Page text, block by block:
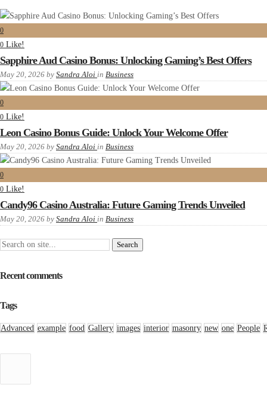
0
0 Like!
Sapphire Aud Casino Bonus: Unlocking Gaming’s Best Offers
May 20, 2026 by Sandra Aloi in Business
0
0 Like!
Leon Casino Bonus Guide: Unlock Your Welcome Offer
May 20, 2026 by Sandra Aloi in Business
0
0 Like!
Candy96 Casino Australia: Future Gaming Trends Unveiled
May 20, 2026 by Sandra Aloi in Business
Recent comments
Tags
Advanced example food Gallery images interior masonry new one People